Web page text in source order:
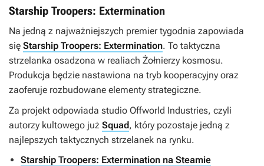
Starship Troopers: Extermination
Na jedną z najważniejszych premier tygodnia zapowiada
się Starship Troopers: Extermination. To taktyczna
strzelanka osadzona w realiach Żołnierzy kosmosu.
Produkcja będzie nastawiona na tryb kooperacyjny oraz
zaoferuje rozbudowane elementy strategiczne.
Za projekt odpowiada studio Offworld Industries, czyli
autorzy kultowego już Squad, który pozostaje jedną z
najlepszych taktycznych strzelanek na rynku.
Starship Troopers: Extermination na Steamie